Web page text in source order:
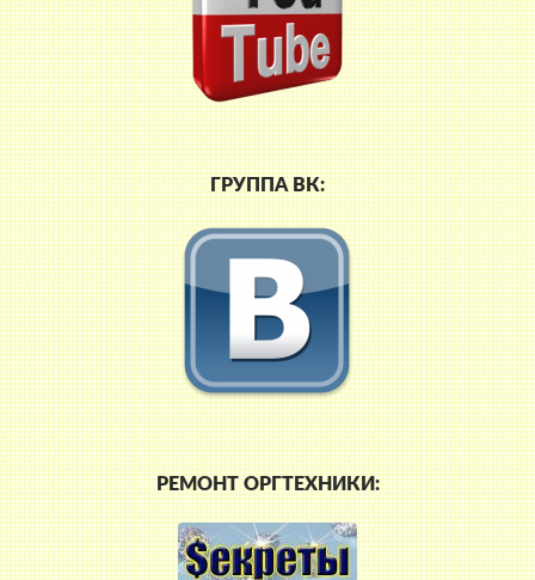
ГРУППА ВК:
РЕМОНТ ОРГТЕХНИКИ: